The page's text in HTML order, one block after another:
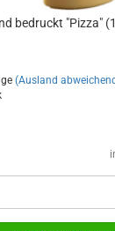
bedruckt "Pizza"
(Ausland